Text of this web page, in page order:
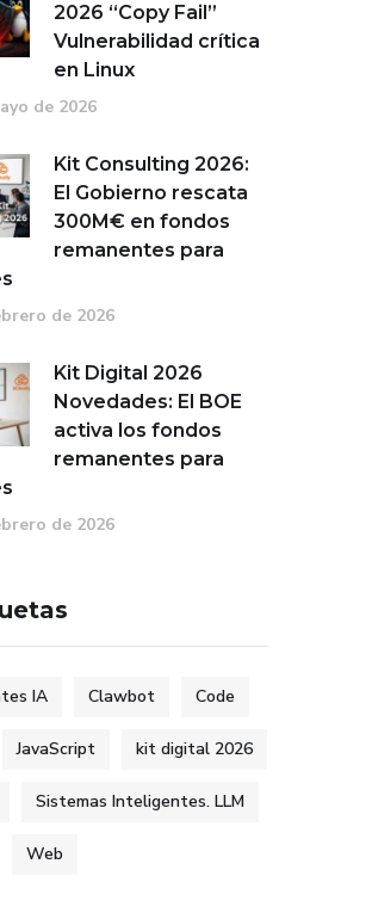
6202 “Copy Fail”
Vulnerabilidad crítica
en Linux
de 2026
Kit Consulting 2026:
El Gobierno rescata
300M€ en fondos
remanentes para
de 2026
Kit Digital 2026
Novedades: El BOE
activa los fondos
remanentes para
de 2026
IA Clawbot Code
JavaScript kit digital 2026
Sistemas Inteligentes. LLM
Web